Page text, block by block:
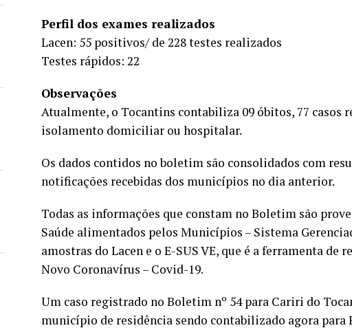
Perfil dos exames realizados
Lacen: 55 positivos/ de 228 testes realizados
Testes rápidos: 22
Observações
Atualmente, o Tocantins contabiliza 09 óbitos, 77 casos
isolamento domiciliar ou hospitalar.
Os dados contidos no boletim são consolidados com
notificações recebidas dos municípios no dia anterior.
Todas as informações que constam no Boletim são
Saúde alimentados pelos Municípios – Sistema
amostras do Lacen e o E-SUS VE, que é a ferramenta
Novo Coronavírus – Covid-19.
Um caso registrado no Boletim nº 54 para Cariri do
município de residência sendo contabilizado agora para